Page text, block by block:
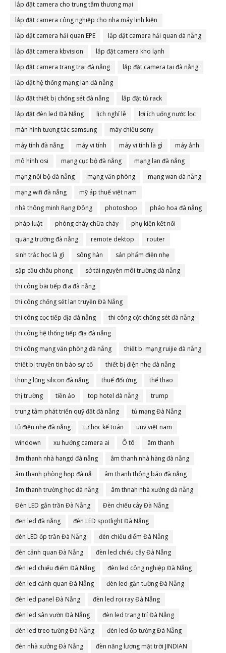
lắp đặt camera cho trung tâm thương mại
lắp đặt camera công nghiệp cho nha máy linh kiện
lắp đặt camera hải quan EPE
lắp đặt camera hải quan đà nẵng
lắp đặt camera kbvision
lắp đặt camera kho lạnh
lắp đặt camera trang trại đà nẵng
lắp đặt camera tại đà nẵng
lắp đặt hệ thống mạng lan đà nẵng
lắp đặt thiết bị chống sét đà nẵng
lắp đặt tủ rack
lắp đặt đèn led Đà Nẵng
lịch nghỉ lễ
lợi ích uống nước lọc
màn hình tương tác samsung
máy chiếu sony
máy tính đà nẵng
máy vi tính máy vi tính là gì
máy ảnh
mô hình osi
mạng cục bộ đà nẵng
mạng lan đà nẵng
mạng nội bộ đà nẵng
mạng văn phòng
mạng wan đà nẵng
mạng wifi đà nẵng
mỹ áp thuế việt nam
nhà thông minh Rạng Đông
photoshop
pháo hoa đà nẵng
pháp luật
phòng cháy chữa cháy
phụ kiện kết nối
quãng trường đà nẵng
remote dektop
router
sinh trắc học là gì
sông hàn
sản phẩm điện nhẹ
sập cầu châu phong
sở tài nguyên môi trường đà nẵng
thi công bãi tiếp địa đà nẵng
thi công chống sét lan truyền Đà Nẵng
thi công cọc tiếp địa đà nẵng
thi công cột chống sét đà nẵng
thi công hệ thống tiếp địa đà nẵng
thi công mạng văn phòng đà nẵng
thiết bị mạng ruijie đà nẵng
thiết bị truyền tin báo sự cố
thiết bị điện nhẹ đà nẵng
thung lũng silicon đà nẵng
thuế đối ứng
thể thao
thị trường
tiền ảo top hotel đà nẵng
trump
trung tâm phát triển quỹ đất đà nẵng
tủ mạng Đà Nẵng
tủ điện nhẹ đà nẵng
tự học kế toán
unv việt nam
windown
xu hướng camera ai Ô tô
âm thanh
âm thanh nhà hangd đà nẵng
âm thanh nhà hàng đà nẵng
âm thanh phòng họp đà nẵ
âm thanh thông báo đà nẵng
âm thanh trường học đà nẵng
âm thnah nhà xưởng đà nẵng
Đèn LED gắn trần Đà Nẵng
Đèn chiếu cây Đà Nẵng
đen led đà nẵng
đèn LED spotlight Đà Nẵng
đèn LED ốp trần Đà Nẵng
đèn chiếu điểm Đà Nẵng
đèn cảnh quan Đà Nẵng
đèn led chiếu cây Đà Nẵng
đèn led chiếu điểm Đà Nẵng
đèn led công nghiệp Đà Nẵng
đèn led cảnh quan Đà Nẵng
đèn led gắn tường Đà Nẵng
đèn led panel Đà Nẵng
đèn led rọi ray Đà Nẵng
đèn led sân vườn Đà Nẵng
đèn led trang trí Đà Nẵng
đèn led treo tường Đà Nẵng
đèn led ốp tường Đà Nẵng
đèn nhà xưởng Đà Nẵng
đèn năng lượng mặt trời JINDIAN